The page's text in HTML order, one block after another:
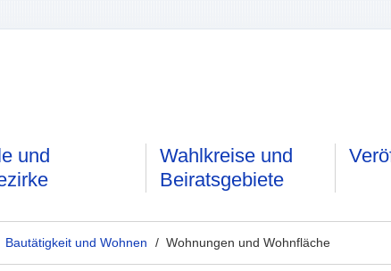
und
Wahlkreise und
Beiratsgebiete
Bautätigkeit und Wohnen / Wohnungen und Wohnfläche